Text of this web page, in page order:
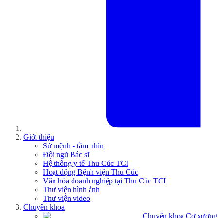
Giới thiệu
Sứ mệnh - tầm nhìn
Đội ngũ Bác sĩ
Hệ thống y tế Thu Cúc TCI
Hoạt động Bệnh viện Thu Cúc
Văn hóa doanh nghiệp tại Thu Cúc TCI
Thư viện hình ảnh
Thư viện video
Chuyên khoa
Chuyên khoa Cơ